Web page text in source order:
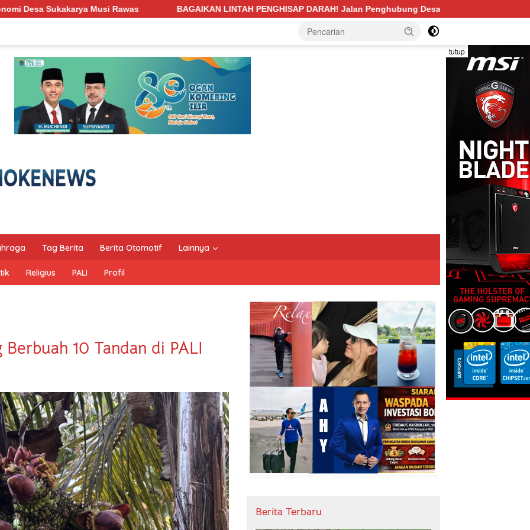
BAGAIKAN LINTAH PENGHISAP DARAH! Jalan Penghubung Desa Pengabuan–Betung PALI Hancur, Truk Batu Bara PT
tutup
Tag Berita Berita Otomotif Lainnya
Religius PALI Profil
10 Tandan di PALI
Berita Terbaru